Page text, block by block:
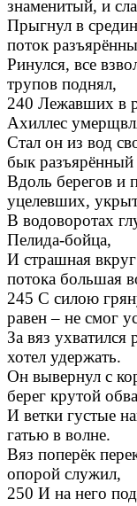
знаменитый, и
Прыгнул в
поток
Ринулся, все
трупов поднял,
240 Лежавших в
Ахиллес
Стал он из вод
бык разъярённый
Вдоль берегов и
уцелевших,
В водоворотах
Пелида-бойца,
И страшная
потока большая
245 С силою
равен – не смог
За вяз
хотел удержать.
Он вывернул с
берег крутой
И ветки густые
гатью в волне.
Вяз поперёк
опорой служил,
250 И на него